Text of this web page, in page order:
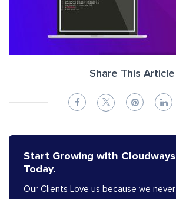
Share This Article
Start Growing with Cloudways
Today.
Our Clients Love us because we never